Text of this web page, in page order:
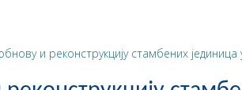
и реконструкцију стамбених